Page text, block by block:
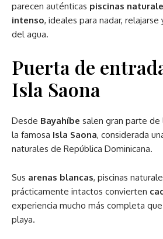
parecen auténticas piscinas
intenso, ideales para nadar,
del agua.
Puerta de
Isla Saona
Desde Bayahíbe salen gran parte de
la famosa Isla Saona, considerada
naturales de República Dominicana.
Sus arenas blancas, piscinas
prácticamente intactos convierten
experiencia mucho más completa
playa.